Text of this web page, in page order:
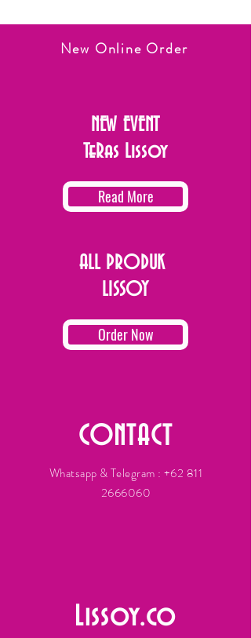
New Online Order
NEW EVENT
TeRas Lissoy
Read More
ALL PRODUK
LISSOY
Order Now
CONTACT
Whatsapp & Telegram : +62 811
2666060
Lissoy.co